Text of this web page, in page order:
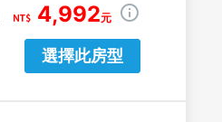
4,992元
選擇此房型